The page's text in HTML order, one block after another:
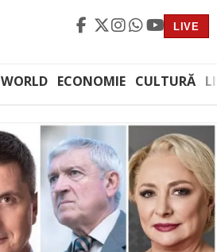
LIVE
WORLD ECONOMIE CULTURĂ